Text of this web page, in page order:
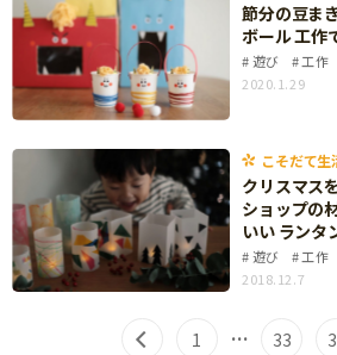
「こそだてまっぷ」とは
サイトのご利⽤にあたって
節分の豆ま
ボール 工作
遊び
工作
2020.1.29
こそだて生
クリスマス
ショップの
いい ランタ
遊び
工作
2018.12.7
1 … 33